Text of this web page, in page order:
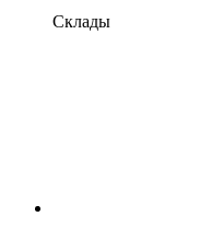
Склады